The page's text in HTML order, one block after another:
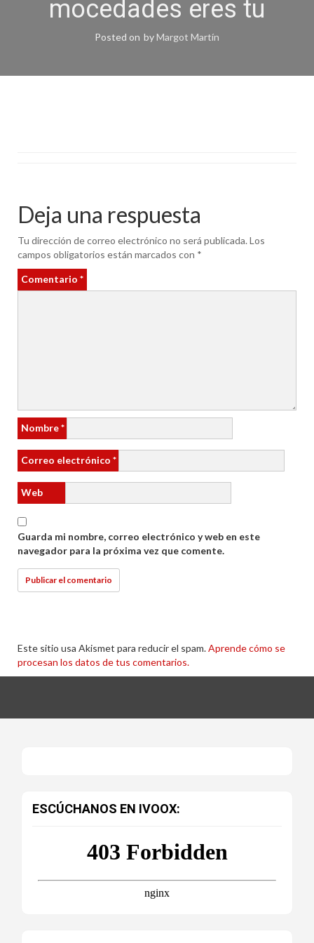
mocedades eres tu
Posted on byMargot Martín
Deja una respuesta
Tu dirección de correo electrónico no será publicada.Los
campos obligatorios están marcados con *
Comentario *
Nombre*
Correo electrónico *
Web
Guarda mi nombre, correo electrónico y web en este
navegador para la próxima vez que comente.
Este sitio usa Akismet para reducir el spam.Aprende cómo se
procesan los datos de tus comentarios.
ESCÚCHANOS EN IVOOX: